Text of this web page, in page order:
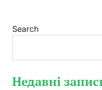
Search
Недавні